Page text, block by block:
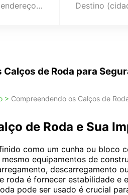
Origem (cidade ou endereço)
de Roda para
> Compreendendo os Calços de
de Roda e Sua
como um cunha ou bloco
equipamentos de
descarregamento
roda é fornecer estabilidade e
pode ser usado é crucial